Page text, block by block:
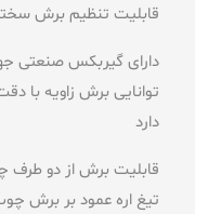
قابلیت تنظیم برش سختی چوب
دارای گیربکس صنعتی
توانایی برش زاویه با
دارد
قابلیت برش از دو طرف
تیغ اره عمود بر برش